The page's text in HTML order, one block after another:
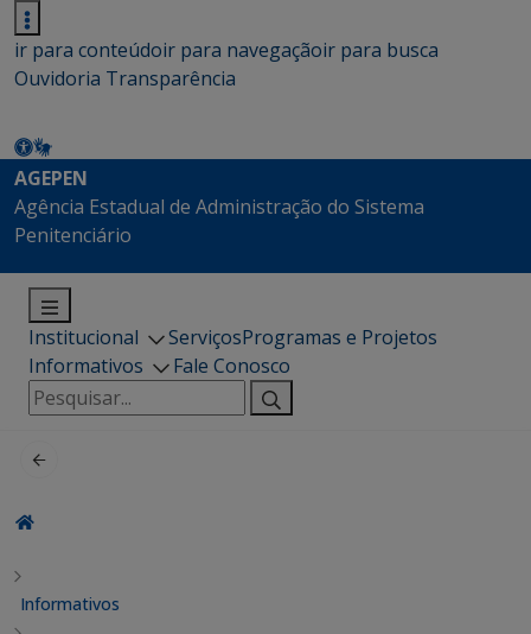
ir para conteúdoir para navegaçãoir para busca
Ouvidoria Transparência
AGEPEN
Agência Estadual de Administração do Sistema
Penitenciário
Institucional ServiçosProgramas e Projetos
Informativos
Fale Conosco
Pesquisar
por:
Informativos